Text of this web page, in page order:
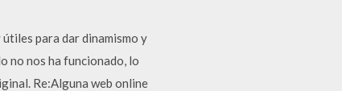
para dar dinamismo y
no nos ha funcionado, lo
Re:Alguna web online